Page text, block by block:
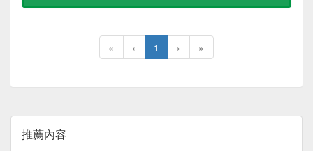
« ‹ 1 › »
推薦內容